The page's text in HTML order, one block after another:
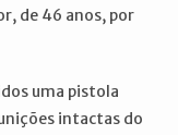
de 46 anos, por
uma pistola
intactas do